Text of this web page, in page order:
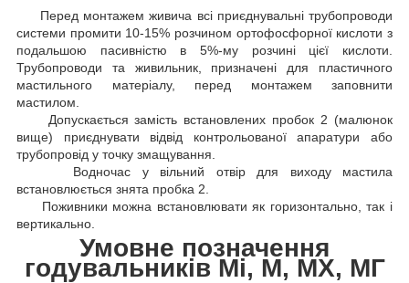
Перед монтажем живича всі приєднувальні трубопроводи
системи промити 10-15% розчином ортофосфорної кислоти з
подальшою пасивністю в 5%-му розчині цієї кислоти.
Трубопроводи та живильник, призначені для пластичного
мастильного матеріалу, перед монтажем заповнити
мастилом.
Допускається замість встановлених пробок 2 (малюнок
вище) приєднувати відвід контрольованої апаратури або
трубопровід у точку змащування.
Водночас у вільний отвір для виходу мастила
встановлюється знята пробка 2.
Поживники можна встановлювати як горизонтально, так і
вертикально.
Умовне позначення
годувальників Mi, М, МХ, МГ